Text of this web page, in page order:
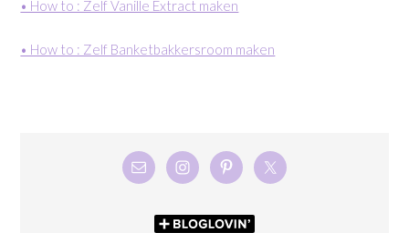
• How to : Zelf Vanille Extract maken
• How to : Zelf Banketbakkersroom maken